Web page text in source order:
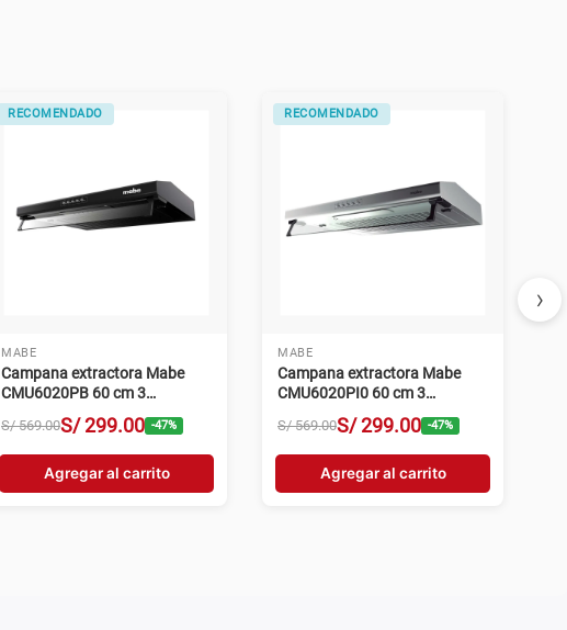
RECOMENDADO
MABE
Campana extractora Mabe
CMU6020PB 60 cm 3
velocidades negro
S/ 569.00S/ 299.00 -47%
Agregar al carrito
RECOMENDADO
MABE
Campana extractora Mabe
CMU6020PI0 60 cm 3
velocidades inox
S/ 569.00S/ 299.00 -47%
Agregar al carrito
›